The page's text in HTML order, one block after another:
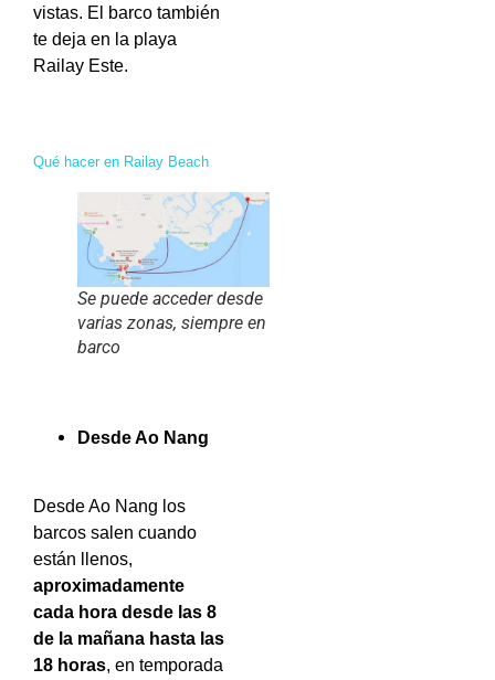
vistas. El barco también
te deja en la playa
Railay Este.
Qué hacer en Railay Beach
Se puede acceder desde
varias zonas, siempre en
barco
Desde Ao Nang
Desde Ao Nang los
barcos salen cuando
están llenos,
aproximadamente
cada hora desde las 8
de la mañana hasta las
18 horas, en temporada